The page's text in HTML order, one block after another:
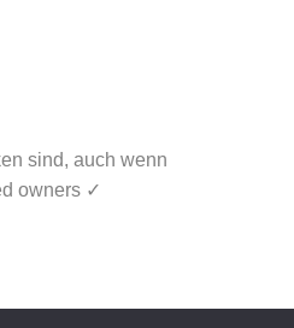
sind, auch wenn
owners ✓